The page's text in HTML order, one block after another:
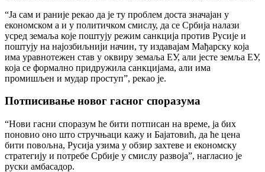
“Ја сам и раније рекао да је ту проблем доста значајан у
економском а и у политичком смислу, да се Србија налази
усред земаља које поштују режим санкција против Русије и
поштују на најозбиљнији начин, ту издавајам Мађарску која
има уравнотежен став у оквиру земаља ЕУ, али јесте земља ЕУ,
која се формално придружила санкцијама, али има
промишљен и мудар проступ”, рекао је.
Потписивање новог гасног споразума
“Нови гасни споразум ће бити потписан на време, ја бих
поновио оно што стручњаци кажу и Бајатовић, да ће цена
бити повољна, Русија узима у обзир захтеве и економску
стратегију и потребе Србије у смислу развоја”, нагласио је
руски амбасадор.